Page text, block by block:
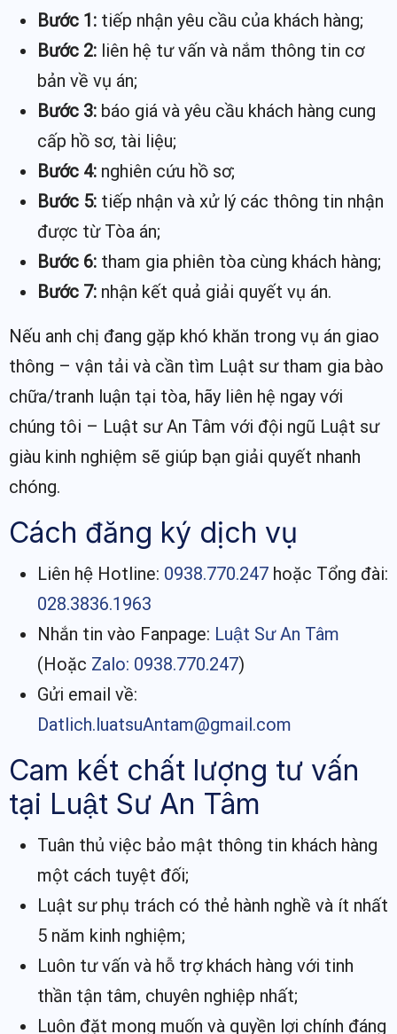
Bước 1: tiếp nhận yêu cầu của khách hàng;
Bước 2: liên hệ tư vấn và nắm thông tin cơ
bản về vụ án;
Bước 3: báo giá và yêu cầu khách hàng cung
cấp hồ sơ, tài liệu;
Bước 4: nghiên cứu hồ sơ;
Bước 5: tiếp nhận và xử lý các thông tin nhận
được từ Tòa án;
Bước 6: tham gia phiên tòa cùng khách hàng;
Bước 7: nhận kết quả giải quyết vụ án.
Nếu anh chị đang gặp khó khăn trong vụ án giao
thông – vận tải và cần tìm Luật sư tham gia bào
chữa/tranh luận tại tòa, hãy liên hệ ngay với
chúng tôi – Luật sư An Tâm với đội ngũ Luật sư
giàu kinh nghiệm sẽ giúp bạn giải quyết nhanh
chóng.
Cách đăng ký dịch vụ
Liên hệ Hotline: 0938.770.247 hoặc Tổng đài:
028.3836.1963
Nhắn tin vào Fanpage: Luật Sư An Tâm
(Hoặc Zalo: 0938.770.247)
Gửi email về:
Datlich.luatsuAntam@gmail.com
Cam kết chất lượng tư vấn
tại Luật Sư An Tâm
Tuân thủ việc bảo mật thông tin khách hàng
một cách tuyệt đối;
Luật sư phụ trách có thẻ hành nghề và ít nhất
5 năm kinh nghiệm;
Luôn tư vấn và hỗ trợ khách hàng với tinh
thần tận tâm, chuyên nghiệp nhất;
Luôn đặt mong muốn và quyền lợi chính đáng